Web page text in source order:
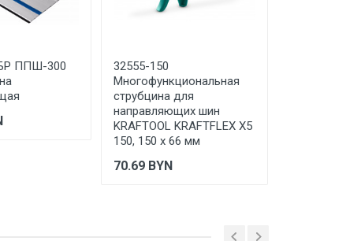
ТС (ЕАЭС). Сведения о номере
документации к
ППШ-300
32555-150
Многофункциональная
струбцина для
направляющих шин
KRAFTOOL KRAFTFLEX X5
150, 150 х 66 мм
70.69 BYN